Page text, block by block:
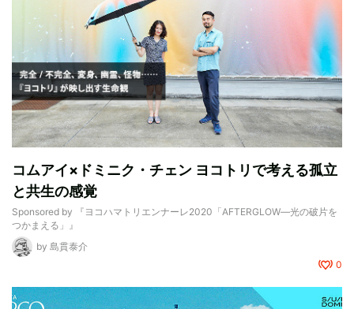
コムアイ×ドミニク・チェン ヨコトリで考える孤立
と共生の感覚
Sponsored by
『ヨコハマトリエンナーレ2020「AFTERGLOW―光の破片を
つかまえる」』
by 島貫泰介
0